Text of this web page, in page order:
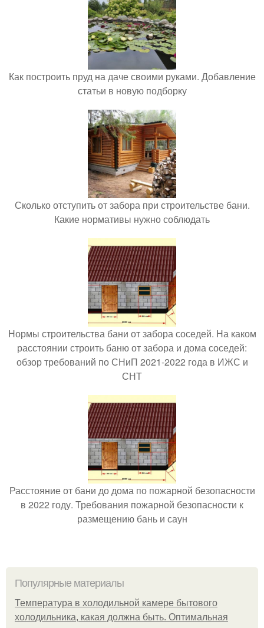
Как построить пруд на даче своими руками. Добавление
статьи в новую подборку
Сколько отступить от забора при строительстве бани.
Какие нормативы нужно соблюдать
Нормы строительства бани от забора соседей. На каком
расстоянии строить баню от забора и дома соседей:
обзор требований по СНиП 2021-2022 года в ИЖС и
СНТ
Расстояние от бани до дома по пожарной безопасности
в 2022 году. Требования пожарной безопасности к
размещению бань и саун
Популярные материалы
Температура в холодильной камере бытового
холодильника, какая должна быть. Оптимальная